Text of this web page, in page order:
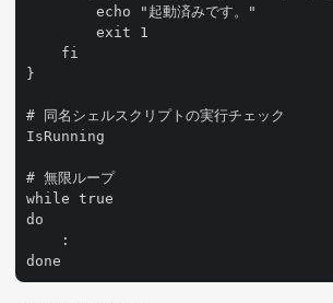
        echo "起動済みです。"
        exit 1
    fi
}
# 同名シェルスクリプトの実行チェック
IsRunning
# 無限ループ
while true
do
    :